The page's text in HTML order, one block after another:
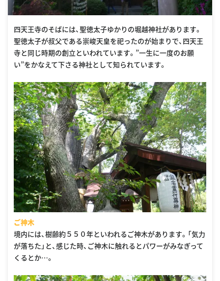
四天王寺のそばには、聖徳太子ゆかりの堀越神社があります。
聖徳太子が叔父である崇峻天皇を祀ったのが始まりで、四天王
寺と同じ時期の創立といわれています。”一生に一度のお願
い”をかなえて下さる神社として知られています。
ご神木
境内には、樹齢約５５０年といわれるご神木があります。「気力
が落ちた」と、感じた時、ご神木に触れるとパワーがみなぎって
くるとか…。